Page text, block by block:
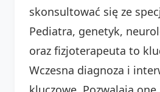
skonsultować się ze
Pediatra, genetyk,
oraz fizjoterapeuta to
Wczesna diagnoza i